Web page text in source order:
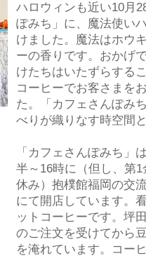
ハロウィンも近い10月
ぽみち」に、魔法使い
けました。魔法はホウ
ーの香りです。おかげ
けたちはいたずらする
コーヒーでお客さまを
た。「カフェさんぽみ
べりが織りなす時空間
「カフェさんぽみち」
半～16時に（但し、第
休み）抱樸館福岡の交
にて開店しています。
ットコーヒーです。坪
のご注文を受けてから
を淹れています。コー